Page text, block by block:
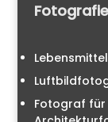
Fotografie
Fotograf